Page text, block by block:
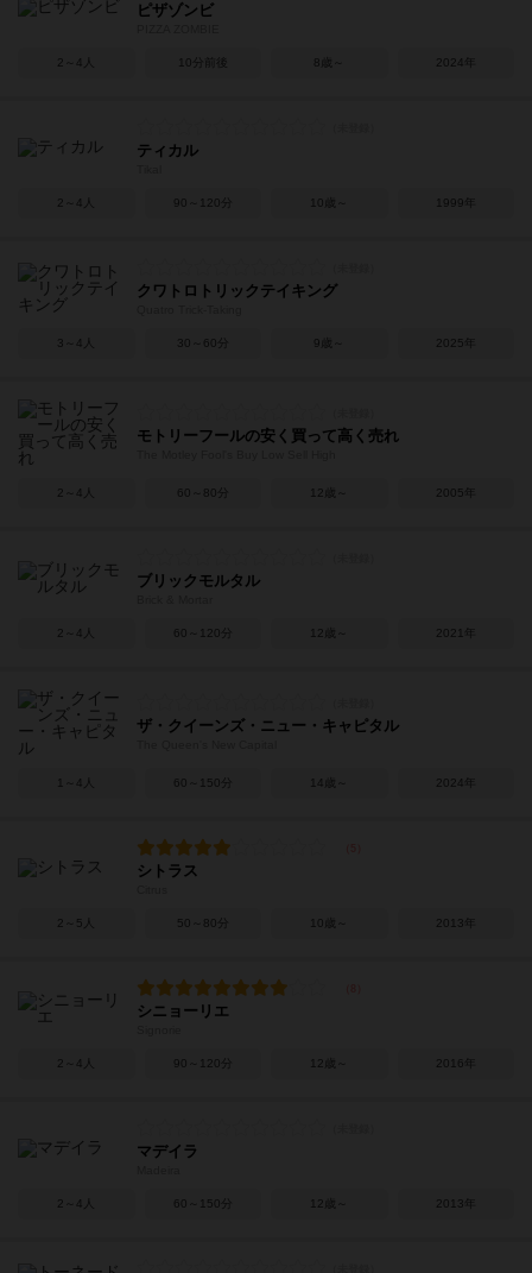
ピザゾンビ
2～4人 10分前後 8歳～ 2024年
ティカル
2～4人 90～120分 10歳～ 1999年
クワトロトリックテイキング
3～4人 30～60分 9歳～ 2025年
モトリーフールの安く買って高く売れ
2～4人 60～80分 12歳～ 2005年
ブリックモルタル
2～4人 60～120分 12歳～ 2021年
ザ・クイーンズ・ニュー・キャピタル
1～4人 60～150分 14歳～ 2024年
シトラス
2～5人 50～80分 10歳～ 2013年
シニョーリエ
2～4人 90～120分 12歳～ 2016年
マデイラ
2～4人 60～150分 12歳～ 2013年